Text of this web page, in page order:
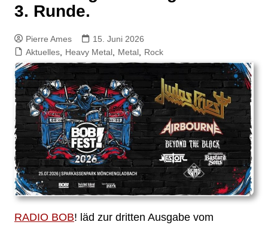
3. Runde.
Pierre Ames
15. Juni 2026
Aktuelles, Heavy Metal, Metal, Rock
RADIO BOB! läd zur dritten Ausgabe vom